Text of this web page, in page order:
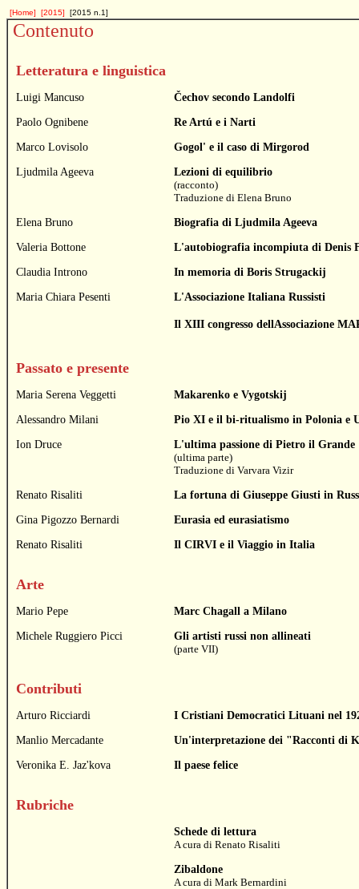
[Home] [2015] [2015 n.1]
Contenuto
Letteratura e linguistica
Luigi Mancuso Čechov secondo Landolfi
Paolo Ognibene Re Artú e i Narti
Marco Lovisolo Gogol' e il caso di Mirgorod
Ljudmila Ageeva
Lezioni di equilibrio
(racconto)
Traduzione di Elena Bruno
Elena Bruno Biografia di Ljudmila Ageeva
Valeria Bottone L'autobiografia incompiuta di Denis
Claudia Introno In memoria di Boris Strugackij
Maria Chiara Pesenti L'Associazione Italiana Russisti
Il XIII congresso dellAssociazione
Passato e presente
Maria Serena Veggetti Makarenko e Vygotskij
Alessandro Milani Pio XI e il bi-ritualismo in Polonia e
Ion Druce
L'ultima passione di Pietro il Grande
(ultima parte)
Traduzione di Varvara Vizir
Renato Risaliti La fortuna di Giuseppe Giusti in
Gina Pigozzo Bernardi Eurasia ed eurasiatismo
Renato Risaliti Il CIRVI e il Viaggio in Italia
Arte
Mario Pepe Marc Chagall a Milano
Michele Ruggiero Picci
Gli artisti russi non allineati
(parte VII)
Contributi
Arturo Ricciardi I Cristiani Democratici Lituani nel
Manlio Mercadante Un'interpretazione dei "Racconti di
Veronika E. Jaz'kova Il paese felice
Rubriche
Schede di lettura
A cura di Renato Risaliti
Zibaldone
A cura di Mark Bernardini